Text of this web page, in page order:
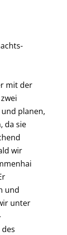
mit der
planen,
da sie
wir
und
unter